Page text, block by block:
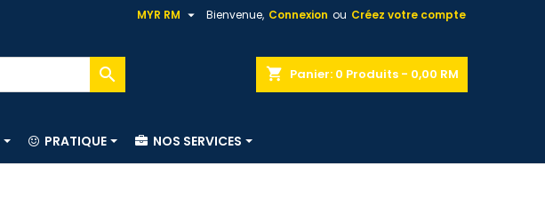
Bienvenue, Connexion ou Créez votre compte
MYR RM 
shopping_cart Panier: 0 Produits - 0,00 RM

PRATIQUE NOS SERVICES